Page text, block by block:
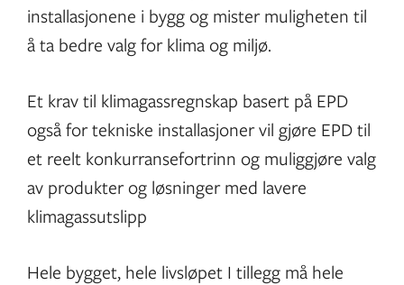
installasjonene i bygg og mister muligheten til
å ta bedre valg for klima og miljø.
Et krav til klimagassregnskap basert på EPD
også for tekniske installasjoner vil gjøre EPD til
et reelt konkurransefortrinn og muliggjøre valg
av produkter og løsninger med lavere
klimagassutslipp
Hele bygget, hele livsløpet I tillegg må hele